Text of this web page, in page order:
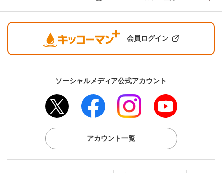
会員ログイン
ソーシャルメディア公式アカウント
アカウント一覧